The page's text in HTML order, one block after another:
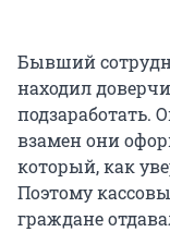
Бывший
находил
подзаработать.
взамен они
который, как
Поэтому
граждане